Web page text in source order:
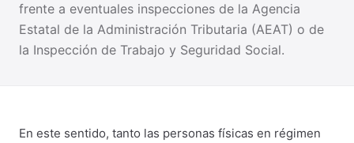
frente a eventuales inspecciones de la Agencia
Estatal de la Administración Tributaria (AEAT) o de
la Inspección de Trabajo y Seguridad Social.
En este sentido, tanto las personas físicas en régimen